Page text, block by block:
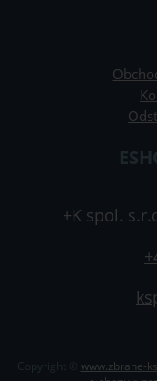
+K spol.
Copyright © www.zbrane-